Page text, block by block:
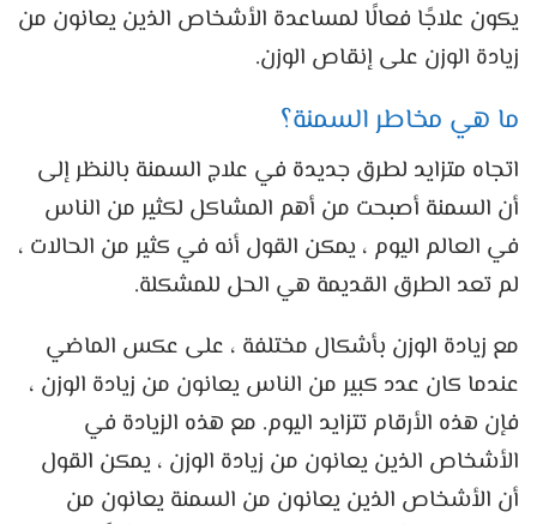
يكون علاجًا فعالًا لمساعدة الأشخاص الذين يعانون من
زيادة الوزن على إنقاص الوزن.
ما هي مخاطر السمنة؟
اتجاه متزايد لطرق جديدة في علاج السمنة بالنظر إلى
أن السمنة أصبحت من أهم المشاكل لكثير من الناس
في العالم اليوم ، يمكن القول أنه في كثير من الحالات ،
لم تعد الطرق القديمة هي الحل للمشكلة.
مع زيادة الوزن بأشكال مختلفة ، على عكس الماضي
عندما كان عدد كبير من الناس يعانون من زيادة الوزن ،
فإن هذه الأرقام تتزايد اليوم. مع هذه الزيادة في
الأشخاص الذين يعانون من زيادة الوزن ، يمكن القول
أن الأشخاص الذين يعانون من السمنة يعانون من